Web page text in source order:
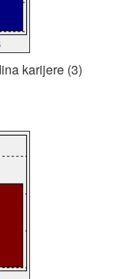
karijere (3)